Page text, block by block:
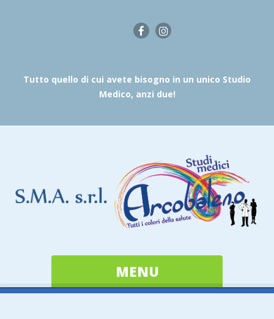
Tutto quello di cui avete bisogno in un unico Studio
Medico, anzi due!
MENU